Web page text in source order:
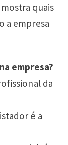
quais
a empresa
empresa?
da
é a